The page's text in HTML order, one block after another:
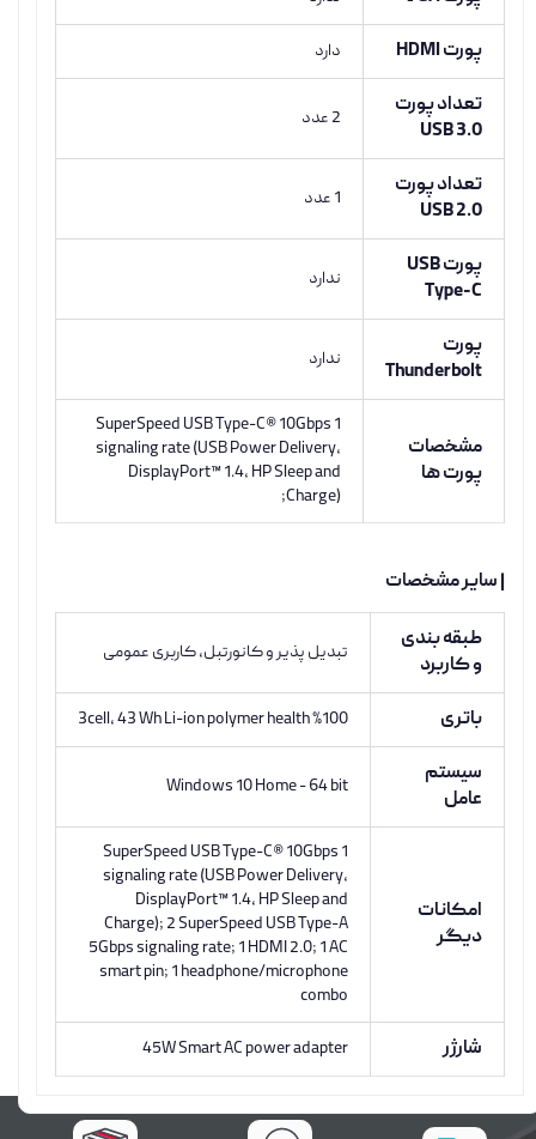
پورت HDMI دارد
تعداد پورت
USB 3.0
2 عدد
تعداد پورت
USB 2.0
1 عدد
پورت USB
Type-C
ندارد
پورت
Thunderbolt
ندارد
مشخصات
پورت ها
1 SuperSpeed USB Type-C® 10Gbps
signaling rate (USB Power Delivery,
DisplayPort™ 1.4, HP Sleep and
Charge);
| سایر مشخصات
طبقه بندی
و کاربرد
تبدیل پذیر و کانورتبل, کاربری عمومی
باتری 3cell, 43 Wh Li-ion polymer health %100
سیستم
عامل
Windows 10 Home - 64 bit
امکانات
دیگر
1 SuperSpeed USB Type-C® 10Gbps
signaling rate (USB Power Delivery,
DisplayPort™ 1.4, HP Sleep and
Charge); 2 SuperSpeed USB Type-A
5Gbps signaling rate; 1 HDMI 2.0; 1 AC
smart pin; 1 headphone/microphone
combo
شارژر 45W Smart AC power adapter